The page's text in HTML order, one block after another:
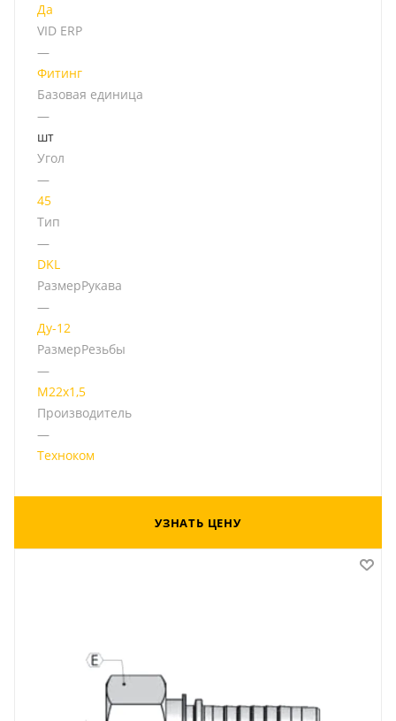
Да
VID ERP
—
Фитинг
Базовая единица
—
шт
Угол
—
45
Тип
—
DKL
РазмерРукава
—
Ду-12
РазмерРезьбы
—
М22х1,5
Производитель
—
Техноком
УЗНАТЬ ЦЕНУ